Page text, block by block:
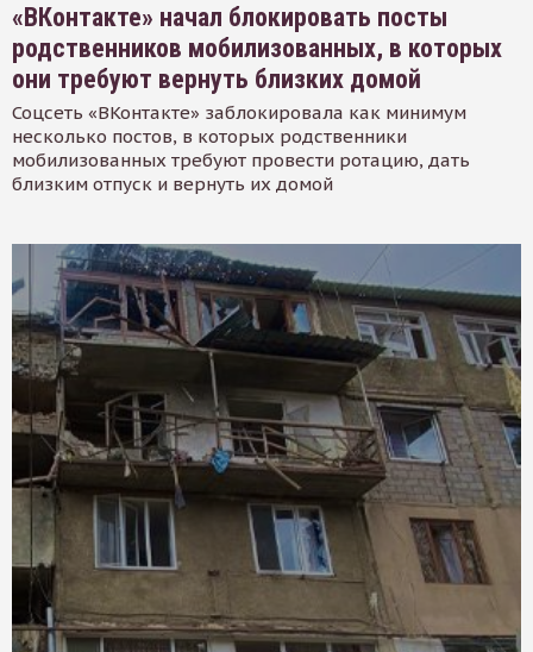
«ВКонтакте» начал блокировать посты
родственников мобилизованных, в которых
они требуют вернуть близких домой
Соцсеть «ВКонтакте» заблокировала как минимум
несколько постов, в которых родственники
мобилизованных требуют провести ротацию, дать
близким отпуск и вернуть их домой